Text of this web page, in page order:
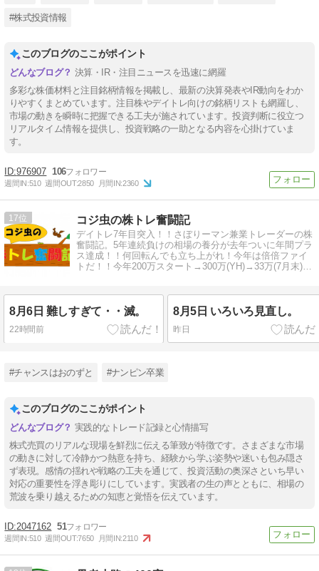
#株式投資情報
このブログのここがポイント
決算・IR・注目ニュースを迅速に網羅
多彩な株価材料と注目銘柄情報を掲載し、最新の決算発表やIR動向をわか
りやすくまとめています。注目株やデイトレ向けの銘柄リストも網羅し、
市場の動きを瞬時に把握できる工夫が施されています。投資判断に役立つ
リアルタイム情報を提供し、投資戦略の一助となる内容を心掛けていま
す。
976907 106
週間IN:510 週間OUT:2850 月間IN:2360
17 コジ虫の株トレ奮闘記
デイトレ7年目突入！！さぼりーマン兼業トレーダーの株
奮闘記。5年連続負けの相場の養分が去年ついに年間プラ
ス達成！！何回転んでも立ち上がれ！今年は倍倍ファイ
トだ！！今年200万スタート→300万(YH)→33万(7月末)→
8月6日 難しすぎて・・滅。
22時間前
8月5日 いろいろ見直し。
昨日
#チャンスはおのずと #ナンピン卒業
このブログのここがポイント
実践的なトレード記録と心情描写
株式売買のリアルな現場を鮮烈に伝える筆致が特徴です。さまざまな市場
の動きに対して冷静かつ熱意を持ち、経験から学ぶ姿勢や迷いも包み隠さ
ず表現。感情の揺れや戦略の工夫を通じて、投資活動の奥深さといち早い
対応の重要性を浮き彫りにしています。実践者の生の声とともに、相場の
荒波を乗り越えるための知恵と覚悟を伝えています。
2047162 51
週間IN:510 週間OUT:7650 月間IN:2110